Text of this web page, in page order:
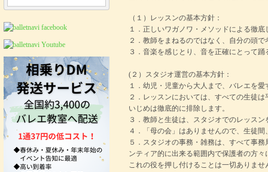
（１）レッスンの基本方針：
１．正しいワガノワ・メソッドによる徹底
２．教師をまねるのではなく、自分の頭で
３．音楽を感じとり、音を正確にとって踊
(２）スタジオ運営の基本方針：
１．幼児・児童から大人まで、バレエを
２．レッスンにおいては、すべての生徒
いじめは徹底的に排除します。
３．教師と生徒は、スタジオでのレッス
４．「母の会」はありませんので、生徒
５．スタジオの事務・雑務は、すべて事
ンティア的に出来る範囲内で保護者の方
これの役を押し付けることは一切ありませ